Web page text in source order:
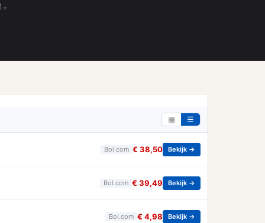
▦ ☰
Bol.com € 38,50 Bekijk →
Bol.com € 39,49 Bekijk →
Bol.com € 4,98 Bekijk →